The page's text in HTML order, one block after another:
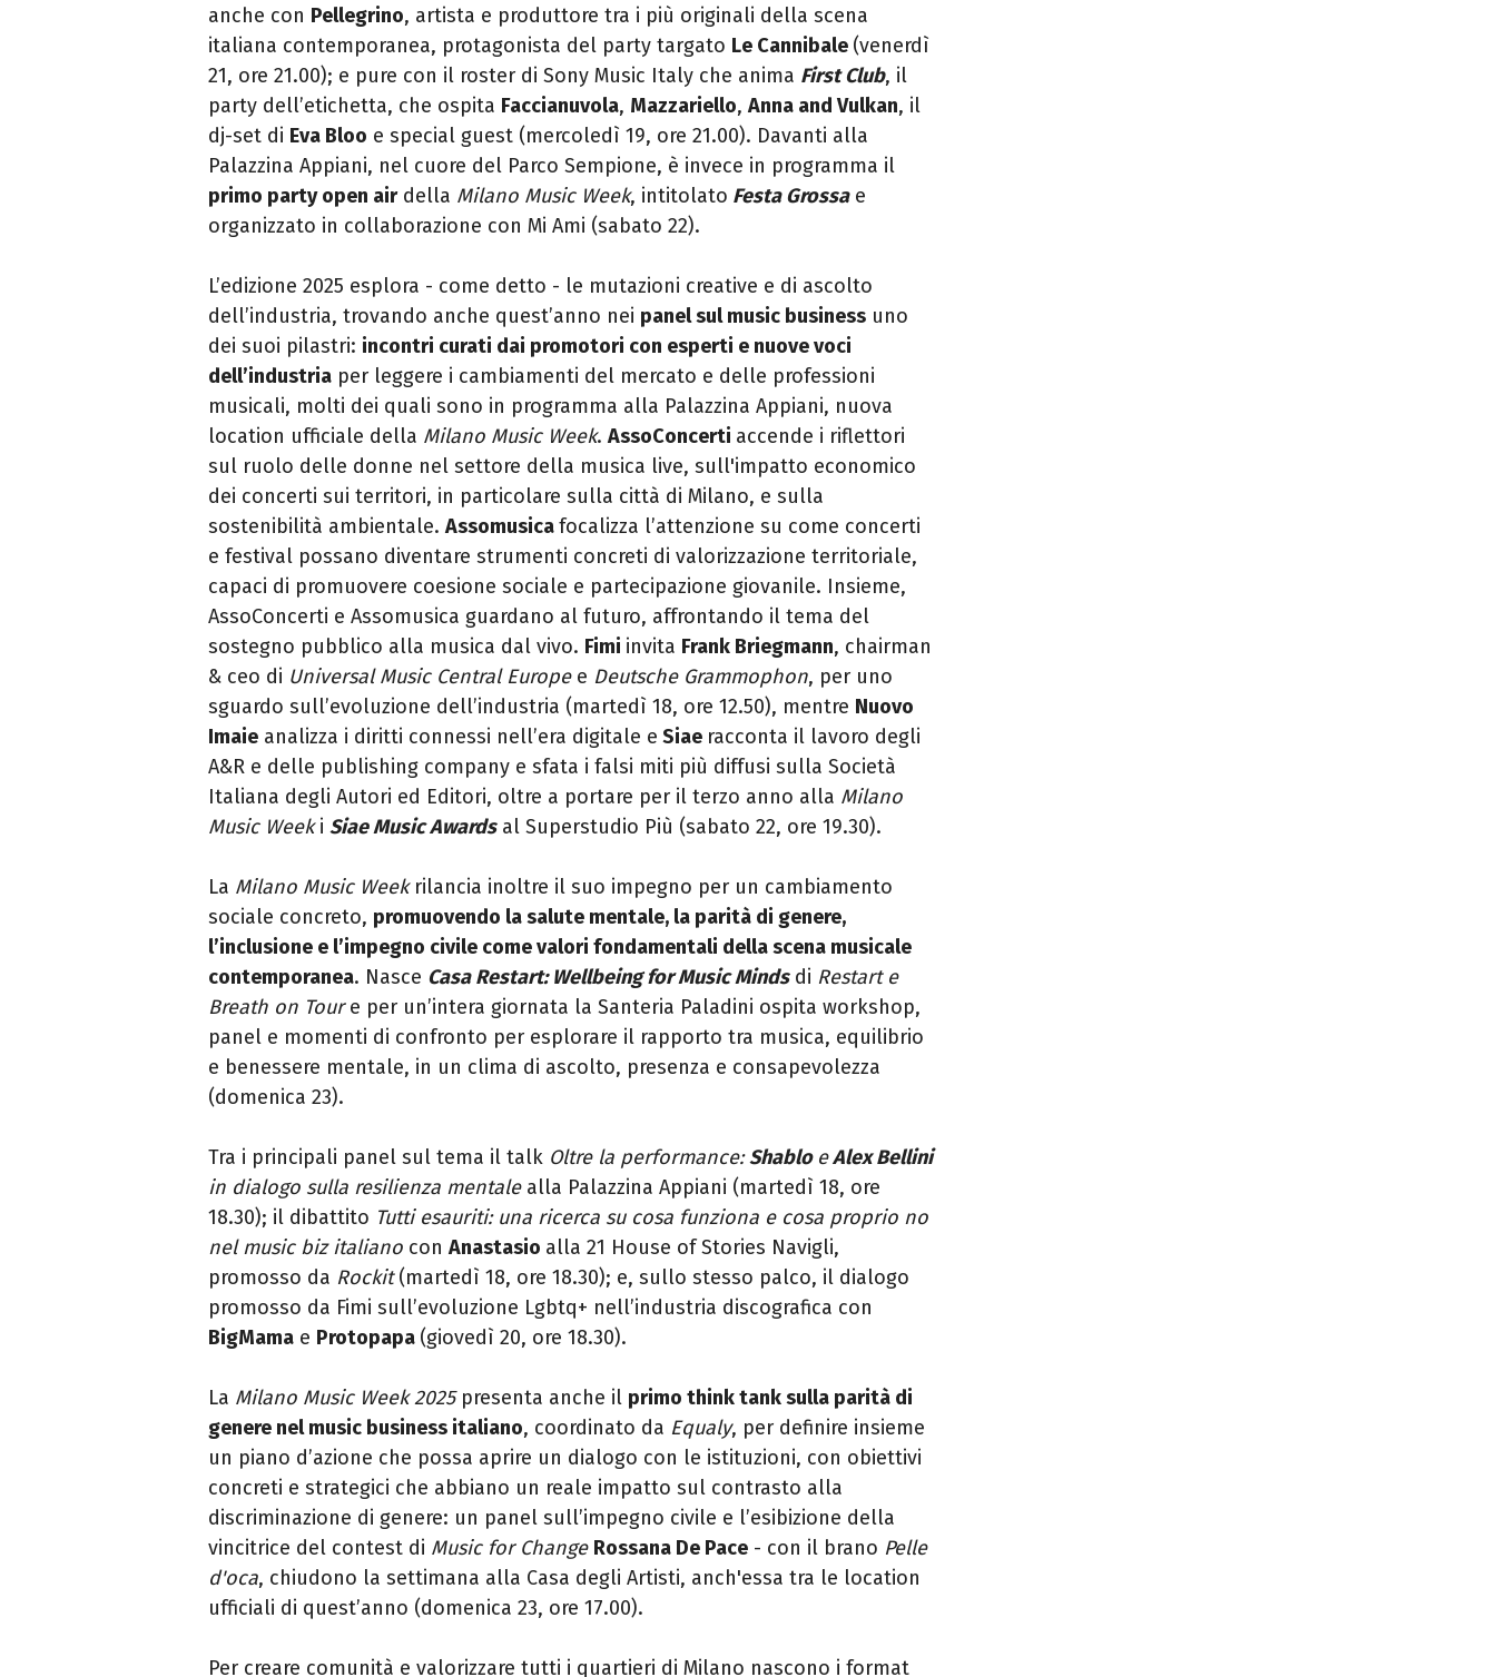
anche con Pellegrino, artista e produttore tra i più originali della scena
italiana contemporanea, protagonista del party targato Le Cannibale (venerdì
21, ore 21.00); e pure con il roster di Sony Music Italy che anima First Club, il
party dell’etichetta, che ospita Faccianuvola, Mazzariello, Anna and Vulkan, il
dj-set di Eva Bloo e special guest (mercoledì 19, ore 21.00). Davanti alla
Palazzina Appiani, nel cuore del Parco Sempione, è invece in programma il
primo party open airdella Milano Music Week, intitolato Festa Grossae
organizzato in collaborazione con Mi Ami (sabato 22).
L’edizione 2025 esplora - come detto - le mutazioni creative e di ascolto
dell’industria, trovando anche quest’anno nei panel sul music business uno
dei suoi pilastri: incontri curati dai promotori con esperti e nuove voci
dell’industria per leggere i cambiamenti del mercato e delle professioni
musicali, molti dei quali sono in programma alla Palazzina Appiani, nuova
location ufficiale della Milano Music Week. AssoConcerti accende i riflettori
sul ruolo delle donne nel settore della musica live, sull'impatto economico
dei concerti sui territori, in particolare sulla città di Milano, e sulla
sostenibilità ambientale. Assomusicafocalizza l’attenzione su come concerti
e festival possano diventare strumenti concreti di valorizzazione territoriale,
capaci di promuovere coesione sociale e partecipazione giovanile. Insieme,
AssoConcerti e Assomusica guardano al futuro, affrontando il tema del
sostegno pubblico alla musica dal vivo. Fimi invita Frank Briegmann, chairman
& ceo di Universal Music Central Europee Deutsche Grammophon, per uno
sguardo sull’evoluzione dell’industria (martedì 18, ore 12.50), mentre Nuovo
Imaie analizza i diritti connessi nell’era digitale e Siae racconta il lavoro degli
A&R e delle publishing company e sfata i falsi miti più diffusi sulla Società
Italiana degli Autori ed Editori, oltre a portare per il terzo anno alla Milano
Music Weeki Siae Music Awardsal Superstudio Più (sabato 22, ore 19.30).
La Milano Music Week rilancia inoltre il suo impegno per un cambiamento
sociale concreto, promuovendo la salute mentale, la parità di genere,
l’inclusione e l’impegno civile come valori fondamentali della scena musicale
contemporanea. Nasce Casa Restart: Wellbeing for Music Mindsdi Restart e
Breath on Toure per un’intera giornata la Santeria Paladini ospita workshop,
panel e momenti di confronto per esplorare il rapporto tra musica, equilibrio
e benessere mentale, in un clima di ascolto, presenza e consapevolezza
(domenica 23).
Tra i principali panel sul tema il talk Oltre la performance:Shablo eAlex Bellini
in dialogo sulla resilienza mentalealla Palazzina Appiani (martedì 18, ore
18.30); il dibattito Tutti esauriti: una ricerca su cosa funziona e cosa proprio no
nel music biz italiano con Anastasio alla 21 House of Stories Navigli,
promosso da Rockit(martedì 18, ore 18.30); e, sullo stesso palco, il dialogo
promosso da Fimi sull’evoluzione Lgbtq+ nell’industria discografica con
BigMama e Protopapa (giovedì 20, ore 18.30).
La Milano Music Week 2025presenta anche il primo think tank sulla parità di
genere nel music business italiano, coordinato da Equaly, per definire insieme
un piano d’azione che possa aprire un dialogo con le istituzioni, con obiettivi
concreti e strategici che abbiano un reale impatto sul contrasto alla
discriminazione di genere: un panel sull’impegno civile e l’esibizione della
vincitrice del contest di Music for Change Rossana De Pace - con il brano Pelle
d'oca, chiudono la settimana alla Casa degli Artisti, anch'essa tra le location
ufficiali di quest’anno (domenica 23, ore 17.00).
Per creare comunità e valorizzare tutti i quartieri di Milano nascono i format